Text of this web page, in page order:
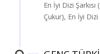
En İyi Dizi
Çukur), En İyi Dizi